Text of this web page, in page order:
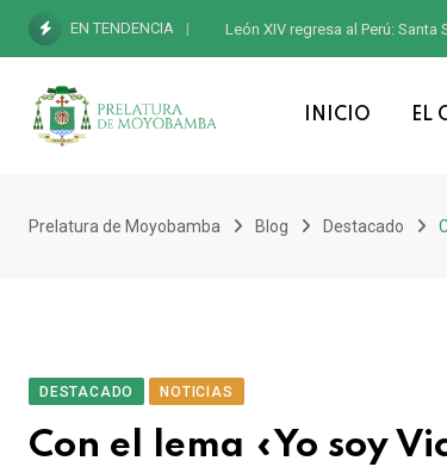
EN TENDENCIA León XIV regresa al Perú:
INICIO EL
Prelatura de Moyobamba Blog Destacado
DESTACADO NOTICIAS
Con el lema «Yo soy